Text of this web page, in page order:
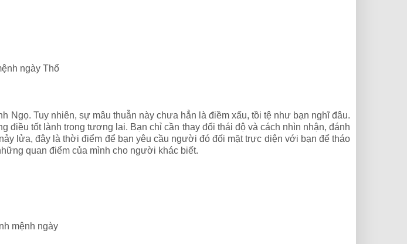
ngày Thổ
Ngọ. Tuy nhiên, sự mâu thuẫn này chưa hẳn là điềm xấu, tồi tệ như bạn nghĩ đâu.
tốt lành trong tương lai. Bạn chỉ cần thay đổi thái độ và cách nhìn nhận, đánh
lửa, đây là thời điểm để bạn yêu cầu người đó đối mặt trực diện với bạn để tháo
quan điểm của mình cho người khác biết.
mệnh ngày